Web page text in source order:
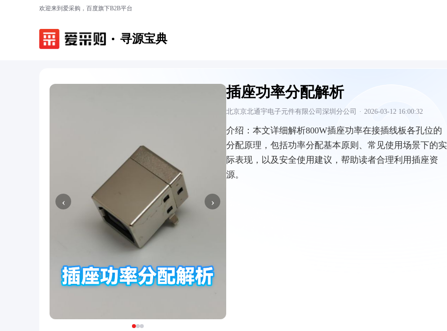
欢迎来到爱采购，百度旗下B2B平台
寻源宝典
‹ ›
插座功率分配解析
北京京北通宇电子元件有限公司深圳分公司 · 2026-03-12 16:00:32
介绍： 本文详细解析800W插座功率在接插线板各孔位的
分配原理，包括功率分配基本原则、常见使用场景下的实
际表现，以及安全使用建议，帮助读者合理利用插座资
源。